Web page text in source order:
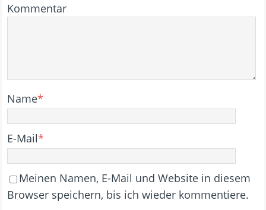
Kommentar
Name*
E-Mail*
Meinen Namen, E-Mail und Website in diesem
Browser speichern, bis ich wieder kommentiere.